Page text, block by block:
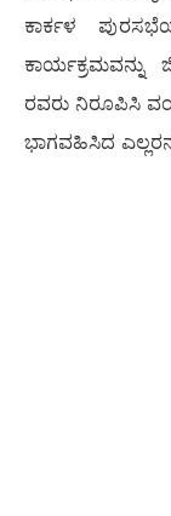
ಕಾರ್ಕಳ
ರವರು ನಿರೂಪಿಸಿ
ಭಾಗವಹಿಸಿದ